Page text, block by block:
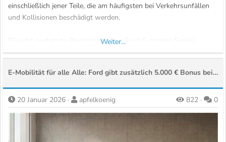
einschließlich jener Teile, die am häufigsten bei Verkehrsunfällen
und Kollisionen beschädigt werden.
Die jetzt gestartete Preisinitiative der Ford Customer Service
Division (FCSD) für Ford-Originalersatzteile unterstützt die
einschließlich...
Weiter...
E-Mobilität für alle Alle: Ford gibt zusätzlich 5.000 € Bonus beim E-Auto-Kauf auf viele Modelle
20 Januar 2026 apfelkoenig 822 0